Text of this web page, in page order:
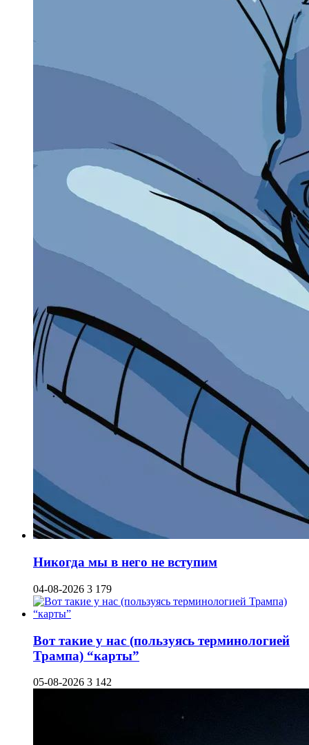
Никогда мы в него не вступим
04-08-2026 3 179
Вот такие у нас (пользуясь терминологией
Трампа) “карты”
05-08-2026 3 142